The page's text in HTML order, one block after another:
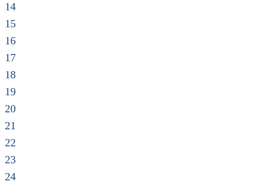
14
15
16
17
18
19
20
21
22
23
24